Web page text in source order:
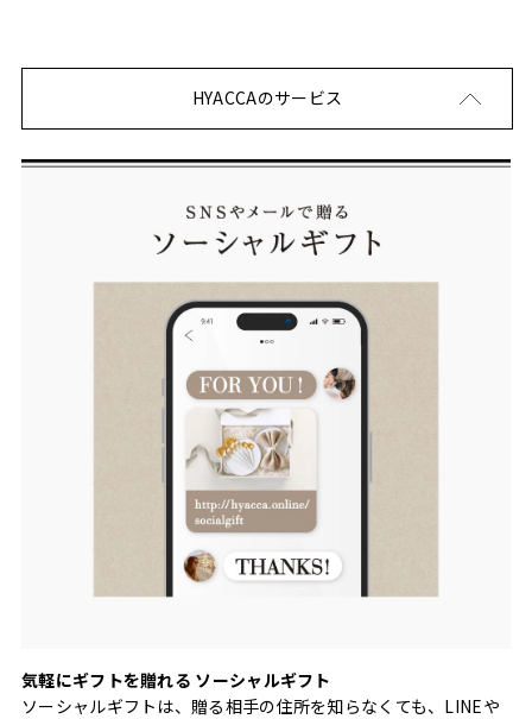
HYACCAのサービス
気軽にギフトを贈れる ソーシャルギフト
ソーシャルギフトは、贈る相手の住所を知らなくても、LINEや